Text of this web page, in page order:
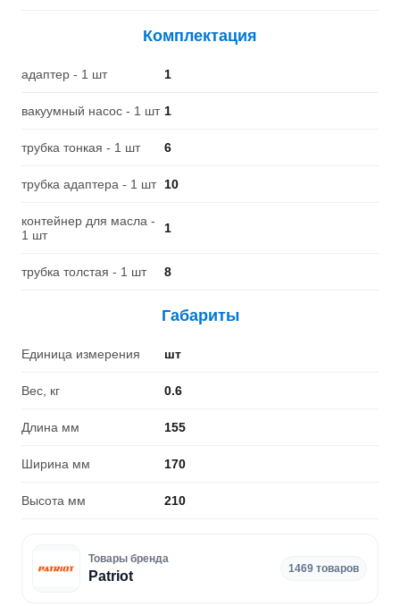
Комплектация
адаптер - 1 шт 1
вакуумный насос - 1 шт 1
трубка тонкая - 1 шт 6
трубка адаптера - 1 шт 10
контейнер для масла -
1 шт
1
трубка толстая - 1 шт 8
Габариты
Единица измерения шт
Вес, кг 0.6
Длина мм 155
Ширина мм 170
Высота мм 210
Товары бренда
Patriot
1469 товаров